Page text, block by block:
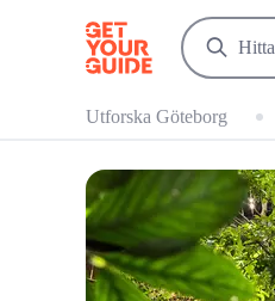
Utforska Göteborg